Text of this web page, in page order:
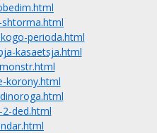
perioda.html
kasaetsja.html
korony.html
ded.html